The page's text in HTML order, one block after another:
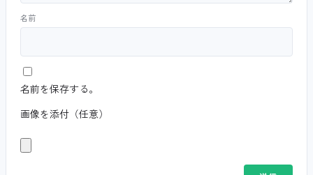
名前
名前を保存する。
画像を添付（任意）